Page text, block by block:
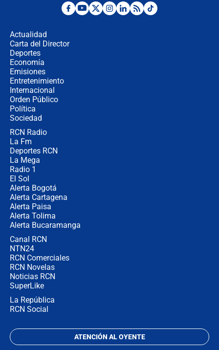
Desde dermatitis hasta infecciones:
Actualidad
Carta del Director
Deportes
Economía
Emisiones
Entretenimiento
Internacional
Orden Público
Política
Sociedad
RCN Radio
La Fm
Deportes RCN
La Mega
Radio 1
El Sol
Alerta Bogotá
Alerta Cartagena
Alerta Paisa
Alerta Tolima
Alerta Bucaramanga
Canal RCN
NTN24
RCN Comerciales
RCN Novelas
Noticias RCN
SuperLike
La República
RCN Social
ATENCIÓN AL OYENTE